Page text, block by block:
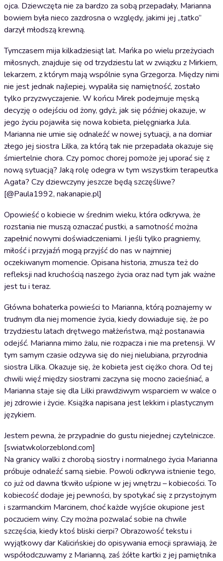
ojca. Dziewczęta nie za bardzo za sobą przepadały, Marianna
bowiem była nieco zazdrosna o względy, jakimi jej ,,tatko”
darzył młodszą krewną.
Tymczasem mija kilkadziesiąt lat. Mańka po wielu przeżyciach
miłosnych, znajduje się od trzydziestu lat w związku z Mirkiem,
lekarzem, z którym mają wspólnie syna Grzegorza. Między nimi
nie jest jednak najlepiej, wypaliła się namiętność, zostało
tylko przyzwyczajenie. W końcu Mirek podejmuje męską
decyzję o odejściu od żony, gdyż, jak się później okazuje, w
jego życiu pojawiła się nowa kobieta, pielęgniarka Jula.
Marianna nie umie się odnaleźć w nowej sytuacji, a na domiar
złego jej siostra Lilka, za którą tak nie przepadała okazuje się
śmiertelnie chora. Czy pomoc chorej pomoże jej uporać się z
nową sytuacją? Jaką rolę odegra w tym wszystkim terapeutka
Agata? Czy dziewczyny jeszcze będą szczęśliwe?
[@Paula1992, nakanapie.pl]
Opowieść o kobiecie w średnim wieku, która odkrywa, że
rozstania nie muszą oznaczać pustki, a samotność można
zapełnić nowymi doświadczeniami. I jeśli tylko pragniemy,
miłość i przyjaźń mogą przyjść do nas w najmniej
oczekiwanym momencie. Opisana historia, zmusza też do
refleksji nad kruchością naszego życia oraz nad tym jak ważne
jest tu i teraz.
Główna bohaterka powieści to Marianna, którą poznajemy w
trudnym dla niej momencie życia, kiedy dowiaduje się, że po
trzydziestu latach drętwego małżeństwa, mąż postanawia
odejść. Marianna mimo żalu, nie rozpacza i nie ma pretensji. W
tym samym czasie odzywa się do niej nielubiana, przyrodnia
siostra Lilka. Okazuje się, że kobieta jest ciężko chora. Od tej
chwili więź między siostrami zaczyna się mocno zacieśniać, a
Marianna staje się dla Lilki prawdziwym wsparciem w walce o
jej zdrowie i życie. Książka napisana jest lekkim i plastycznym
językiem.
Jestem pewna, że przypadnie do gustu niejednej czytelniczce.
[swiatwkolorzeblond.com]
Na granicy walki z chorobą siostry i normalnego życia Marianna
próbuje odnaleźć samą siebie. Powoli odkrywa istnienie tego,
co już od dawna tkwiło uśpione w jej wnętrzu – kobiecości. To
kobiecość dodaje jej pewności, by spotykać się z przystojnym
i szarmanckim Marcinem, choć każde wyjście okupione jest
poczuciem winy. Czy można pozwalać sobie na chwile
szczęścia, kiedy ktoś bliski cierpi? Obrazowość tekstu i
wyjątkowy dar Kalicińskiej do opisywania emocji sprawiają, że
współodczuwamy z Marianną, zaś żółte kartki z jej pamiętnika